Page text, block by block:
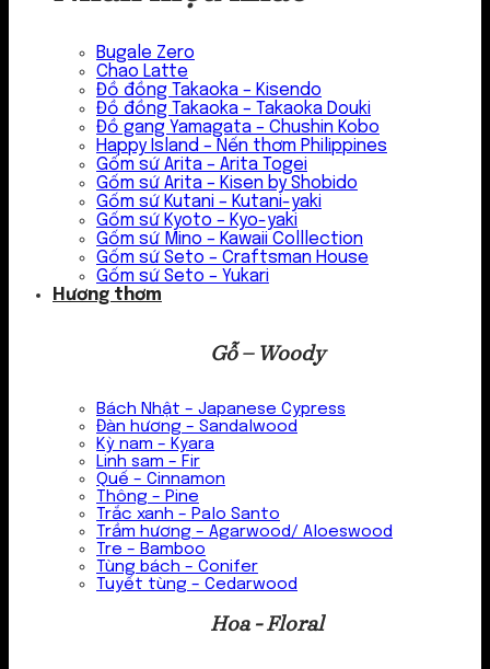
Bugale Zero
Chao Latte
Đồ đồng Takaoka – Kisendo
Đồ đồng Takaoka – Takaoka Douki
Đồ gang Yamagata – Chushin Kobo
Happy Island – Nến thơm Philippines
Gốm sứ Arita – Arita Togei
Gốm sứ Arita – Kisen by Shobido
Gốm sứ Kutani – Kutani-yaki
Gốm sứ Kyoto – Kyo-yaki
Gốm sứ Mino – Kawaii Colllection
Gốm sứ Seto – Craftsman House
Gốm sứ Seto – Yukari
Hương thơm
Gỗ – Woody
Bách Nhật – Japanese Cypress
Đàn hương – Sandalwood
Kỳ nam – Kyara
Linh sam – Fir
Quế – Cinnamon
Thông – Pine
Trắc xanh – Palo Santo
Trầm hương – Agarwood/ Aloeswood
Tre – Bamboo
Tùng bách – Conifer
Tuyết tùng – Cedarwood
Hoa - Floral